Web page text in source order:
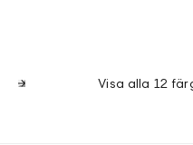
Visa alla 12